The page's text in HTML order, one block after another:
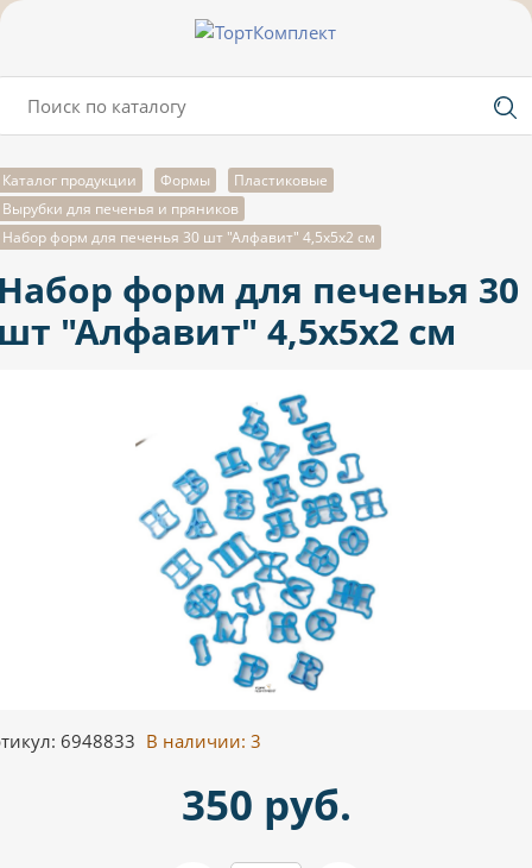
Каталог продукции Формы
Пластиковые
Вырубки для печенья и пряников
Набор форм для печенья 30 шт "Алфавит" 4,5х5х2 см
форм для печенья 30
"Алфавит" 4,5х5х2 см
6948833 В наличии: 3
350 руб.